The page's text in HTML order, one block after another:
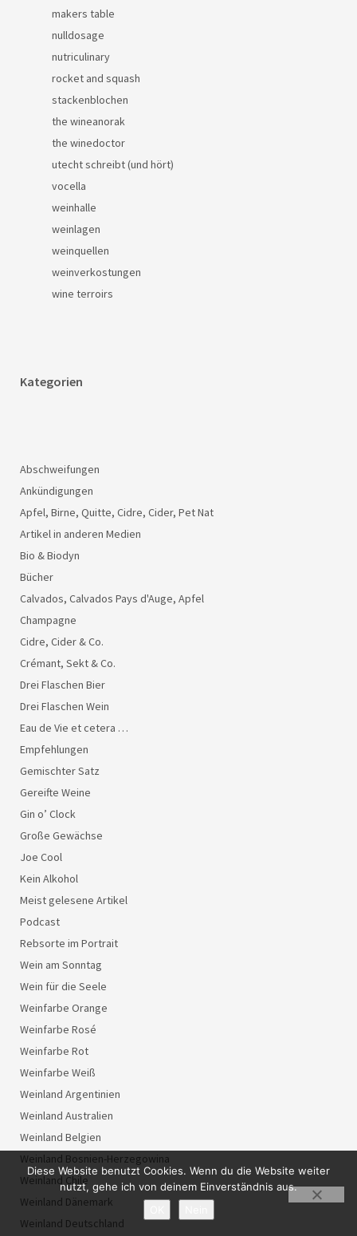
makers table
nulldosage
nutriculinary
rocket and squash
stackenblochen
the wineanorak
the winedoctor
utecht schreibt (und hört)
vocella
weinhalle
weinlagen
weinquellen
weinverkostungen
wine terroirs
Kategorien
Abschweifungen
Ankündigungen
Apfel, Birne, Quitte, Cidre, Cider, Pet Nat
Artikel in anderen Medien
Bio & Biodyn
Bücher
Calvados, Calvados Pays d'Auge, Apfel
Champagne
Cidre, Cider & Co.
Crémant, Sekt & Co.
Drei Flaschen Bier
Drei Flaschen Wein
Eau de Vie et cetera …
Empfehlungen
Gemischter Satz
Gereifte Weine
Gin o’ Clock
Große Gewächse
Joe Cool
Kein Alkohol
Meist gelesene Artikel
Podcast
Rebsorte im Portrait
Wein am Sonntag
Wein für die Seele
Weinfarbe Orange
Weinfarbe Rosé
Weinfarbe Rot
Weinfarbe Weiß
Weinland Argentinien
Weinland Australien
Weinland Belgien
Weinland Bosnien-Herzegowina
Weinland Chile
Weinland Dänemark
Weinland Deutschland
Diese Website benutzt Cookies. Wenn du die Website weiter
nutzt, gehe ich von deinem Einverständnis aus.